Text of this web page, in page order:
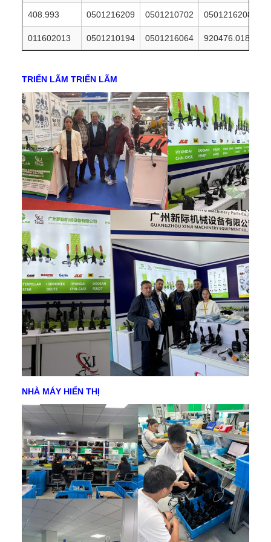
408.993 0501216209 0501210702 0501216208
011602013 0501210194 0501216064 920476.018
TRIỂN LÃM TRIỂN LÃM
NHÀ MÁY HIỂN THỊ